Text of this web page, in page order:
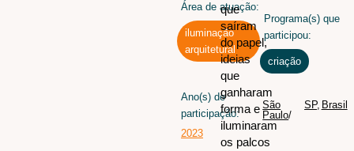
que
saíram
do papel,
ideias
que
ganharam
forma e
iluminaram
os palcos
Área de atuação:
iluminação
arquitetural
Programa(s) que
participou:
criação
São
Paulo/
SP, Brasil
Ano(s) de
participação:
2023